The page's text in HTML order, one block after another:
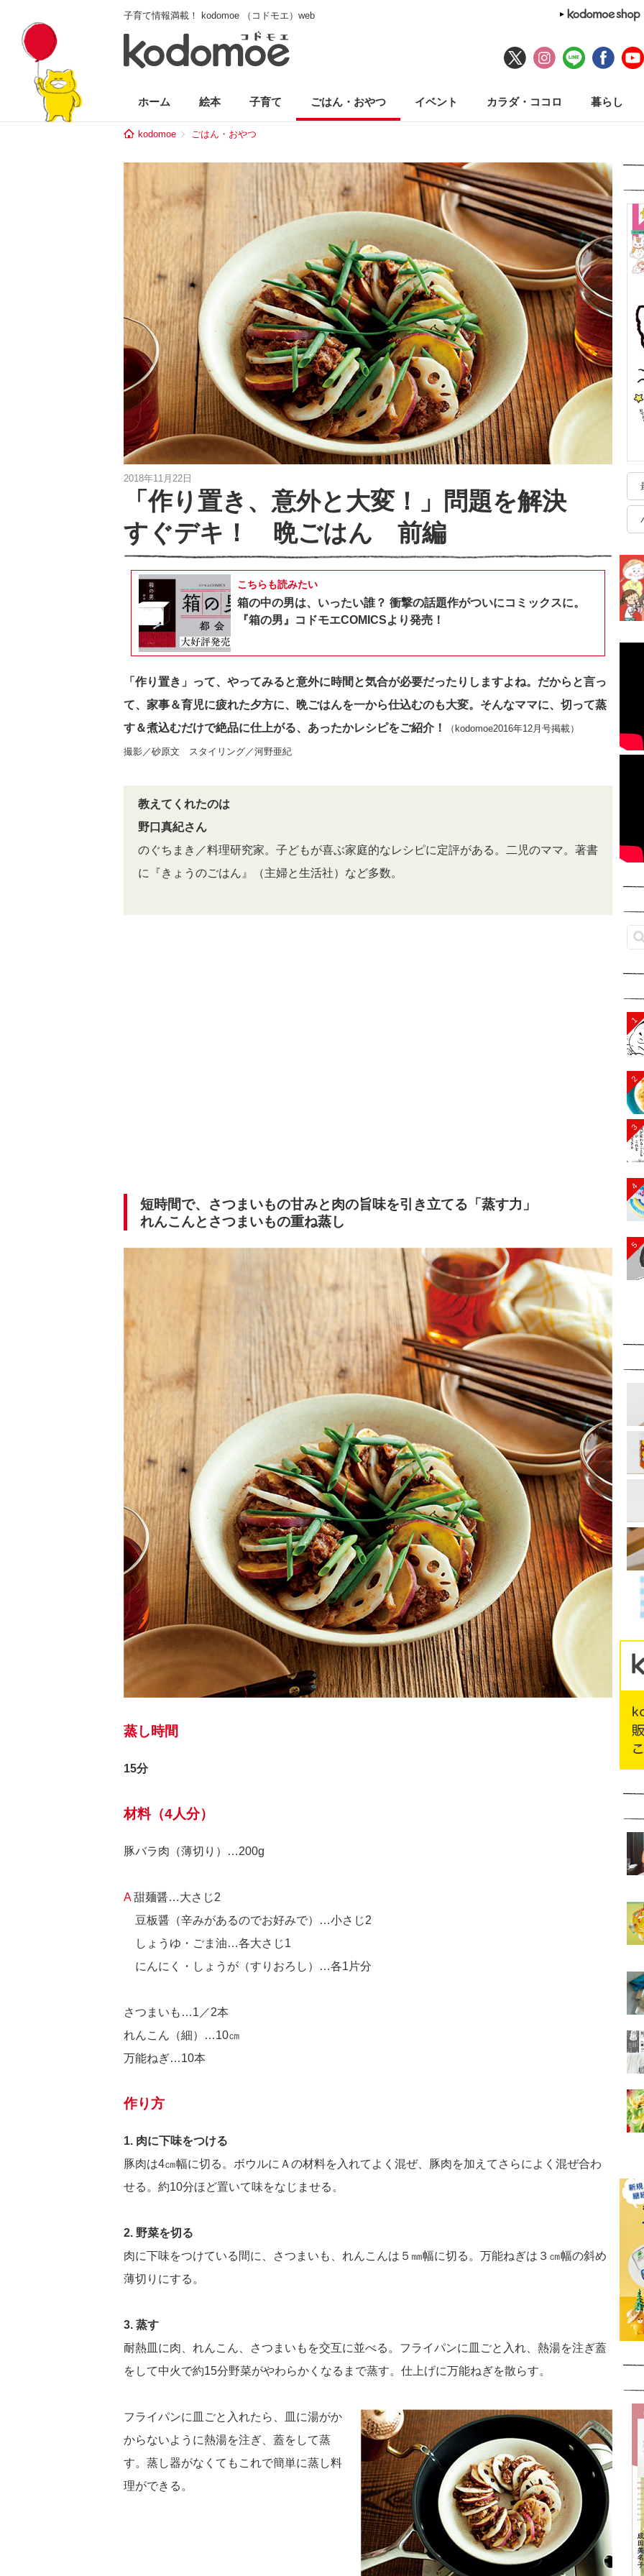
子育て情報満載！ kodomoe （コドモエ）web
ホーム 絵本 子育て ごはん・おやつ イベント カラダ・ココロ 暮らし
kodomoe ごはん・おやつ
2018年11月22日
「作り置き、意外と大変！」問題を解決
すぐデキ！ 晩ごはん 前編
こちらも読みたい
箱の中の男は、いったい誰？ 衝撃の話題作がついにコミックスに。
『箱の男』コドモエCOMICSより発売！
「作り置き」って、やってみると意外に時間と気合が必要だったりしますよね。 だからと言っ
て、家事＆育児に疲れた夕方に、晩ごはんを一から仕込むのも大変。 そんなママに、切って蒸
す＆煮込むだけで絶品に仕上がる、あったかレシピをご紹介！
（kodomoe2016年12月号掲載）
撮影／砂原文 スタイリング／河野亜紀
教えてくれたのは
野口真紀さん
のぐちまき／料理研究家。子どもが喜ぶ家庭的なレシピに定評がある。二児のママ。著書
に『きょうのごはん』（主婦と生活社）など多数。
短時間で、さつまいもの甘みと肉の旨味を引き立てる「蒸す力」
れんこんとさつまいもの重ね蒸し
蒸し時間
15分
材料（4人分）
豚バラ肉（薄切り）…200g
A甜麺醤…大さじ2
豆板醤（辛みがあるのでお好みで）…小さじ2
しょうゆ・ごま油…各大さじ1
にんにく・しょうが（すりおろし）…各1片分
さつまいも…1／2本
れんこん（細）…10㎝
万能ねぎ…10本
作り方
1. 肉に下味をつける
豚肉は4㎝幅に切る。ボウルにＡの材料を入れてよく混ぜ、豚肉を加えてさらによく混ぜ合わ
せる。約10分ほど置いて味をなじませる。
2. 野菜を切る
肉に下味をつけている間に、さつまいも、れんこんは５㎜幅に切る。万能ねぎは３㎝幅の斜め
薄切りにする。
3. 蒸す
耐熱皿に肉、れんこん、さつまいもを交互に並べる。フライパンに皿ごと入れ、熱湯を注ぎ蓋
をして中火で約15分野菜がやわらかくなるまで蒸す。仕上げに万能ねぎを散らす。
フライパンに皿ごと入れたら、皿に湯がか
からないように熱湯を注ぎ、蓋をして蒸
す。蒸し器がなくてもこれで簡単に蒸し料
理ができる。
1
2
3
4
5